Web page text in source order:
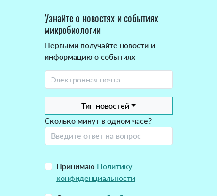
Узнайте о новостях и событиях
микробиологии
Первыми получайте новости и
информацию о событиях
Тип новостей
Сколько минут в одном часе?
Принимаю Политику
конфиденциальности